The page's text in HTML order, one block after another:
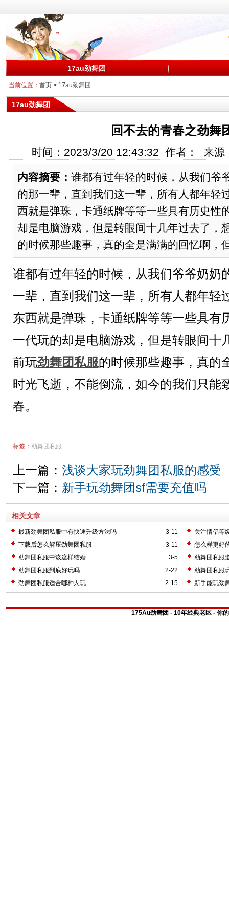
17au劲舞团
当前位置： 首页> 17au劲舞团
17au劲舞团
回不去的青春之劲舞
时间：2023/3/20 12:43:32 作者： 来源
内容摘要： 谁都有过年轻的时候，从我们爷
的那一辈，直到我们这一辈，所有人都年轻
西就是弹珠，卡通纸牌等等一些具有历史性
却是电脑游戏，但是转眼间十几年过去了，
的时候那些趣事，真的全是满满的回忆啊，
谁都有过年轻的时候，从我们爷爷奶奶
一辈，直到我们这一辈，所有人都年轻
东西就是弹珠，卡通纸牌等等一些具有
一代玩的却是电脑游戏，但是转眼间十
前玩劲舞团私服的时候那些趣事，真的
时光飞逝，不能倒流，如今的我们只能
春。
标签： 劲舞团私服
上一篇： 浅谈大家玩劲舞团私服的感受
下一篇： 新手玩劲舞团sf需要充值吗
相关文章
3-11
最新劲舞团私服中有快速升级方法吗
关注情侣等
3-11
下载后怎么解压劲舞团私服
怎么样更好
3-5
劲舞团私服中该这样结婚
劲舞团私服
2-22
劲舞团私服到底好玩吗
劲舞团私服
2-15
劲舞团私服适合哪种人玩 新手能玩劲
175Au劲舞团 - 10年经典老区 - 你